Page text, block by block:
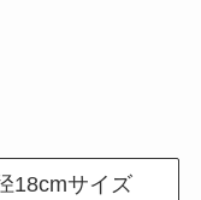
18cmサイズ